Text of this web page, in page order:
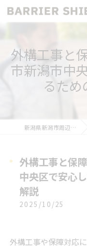
外構工事と
市新潟市中
るた
新潟県新潟市周辺の外構工事ならBARRIER SHIELD
外構工事と保
中央区で安心
解説
2025/10/25
外構工事や保障対応